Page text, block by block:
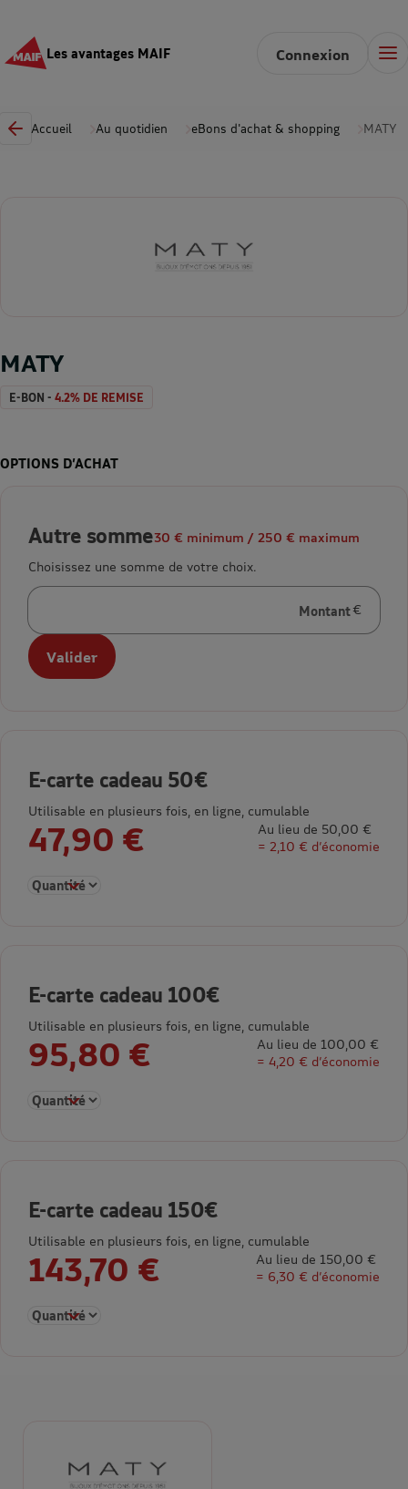
Les avantages MAIF Connexion
Accueil Au quotidien eBons d'achat & shopping MATY
MATY
E-BON - 4.2% DE REMISE
OPTIONS D’ACHAT
Autre somme30 € minimum / 250 € maximum
Choisissez une somme de votre choix.
Montant
en euros
Valider
E-carte cadeau 50€
Utilisable en plusieurs fois, en ligne, cumulable
47,90 €
Au lieu de 50,00 €
= 2,10 € d’économie
Sélectionner la quantité pour E-carte cadeau 50€
E-carte cadeau 100€
Utilisable en plusieurs fois, en ligne, cumulable
95,80 €
Au lieu de 100,00 €
= 4,20 € d’économie
Sélectionner la quantité pour E-carte cadeau 100€
E-carte cadeau 150€
Utilisable en plusieurs fois, en ligne, cumulable
143,70 €
Au lieu de 150,00 €
= 6,30 € d’économie
Sélectionner la quantité pour E-carte cadeau 150€